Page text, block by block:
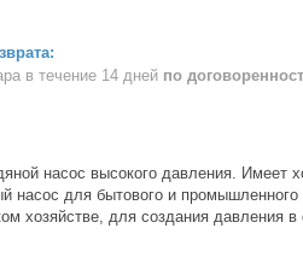
в течение 14 дней по
насос высокого давления. Имеет
насос для бытового и
хозяйстве, для создания давления